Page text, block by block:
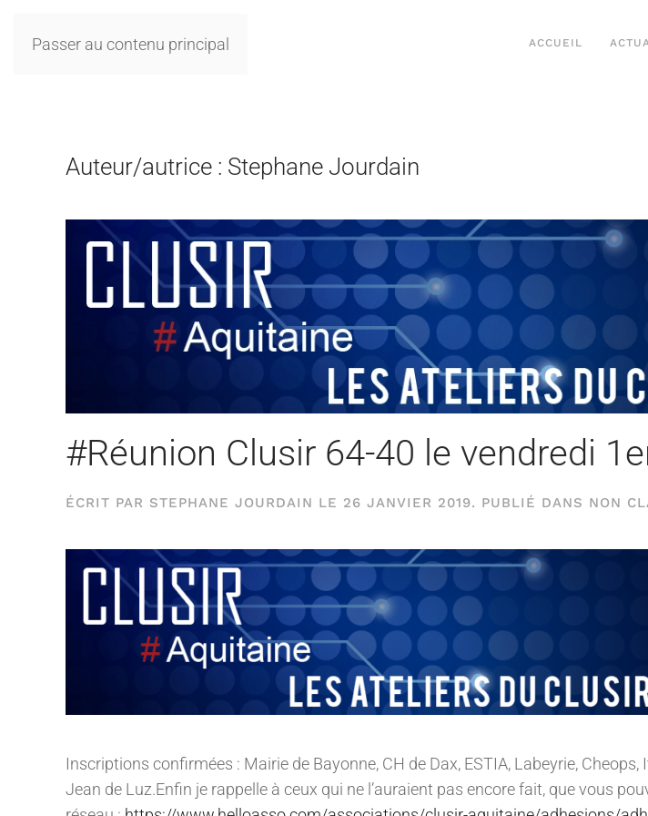
Passer au contenu principal ACCUEIL
Auteur/autrice : Stephane Jourdain
#Réunion Clusir 64-40 le vendredi
ÉCRIT PAR STEPHANE JOURDAIN LE 26 JANVIER 2019. PUBLIÉ DANS NON
Inscriptions confirmées : Mairie de Bayonne, CH de Dax, ESTIA, Labeyrie,
Jean de Luz.Enfin je rappelle à ceux qui ne l’auraient pas encore fait, que vous